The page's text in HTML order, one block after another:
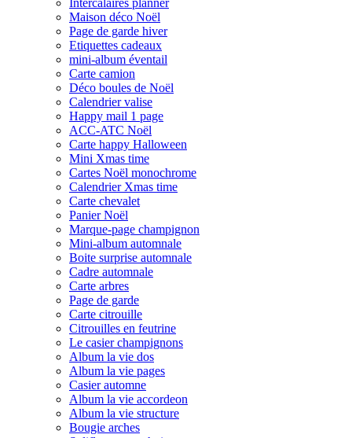
Intercalaires planner
Maison déco Noël
Page de garde hiver
Etiquettes cadeaux
mini-album éventail
Carte camion
Déco boules de Noël
Calendrier valise
Happy mail 1 page
ACC-ATC Noël
Carte happy Halloween
Mini Xmas time
Cartes Noël monochrome
Calendrier Xmas time
Carte chevalet
Panier Noël
Marque-page champignon
Mini-album automnale
Boite surprise automnale
Cadre automnale
Carte arbres
Page de garde
Carte citrouille
Citrouilles en feutrine
Le casier champignons
Album la vie dos
Album la vie pages
Casier automne
Album la vie accordeon
Album la vie structure
Bougie arches